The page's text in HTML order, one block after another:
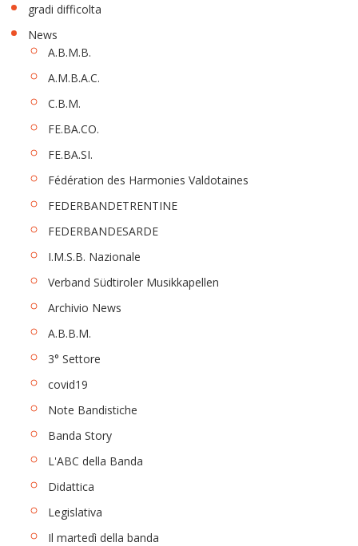
gradi difficolta
News
A.B.M.B.
A.M.B.A.C.
C.B.M.
FE.BA.CO.
FE.BA.SI.
Fédération des Harmonies Valdotaines
FEDERBANDETRENTINE
FEDERBANDESARDE
I.M.S.B. Nazionale
Verband Südtiroler Musikkapellen
Archivio News
A.B.B.M.
3° Settore
covid19
Note Bandistiche
Banda Story
L'ABC della Banda
Didattica
Legislativa
Il martedì della banda